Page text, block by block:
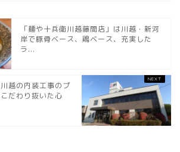
「麺や十兵衛川越藤間店」は川越・新河
岸で豚骨ベース、鶏ベース、充実した
ラ...
越の内装工事のプ
だわり抜いた心